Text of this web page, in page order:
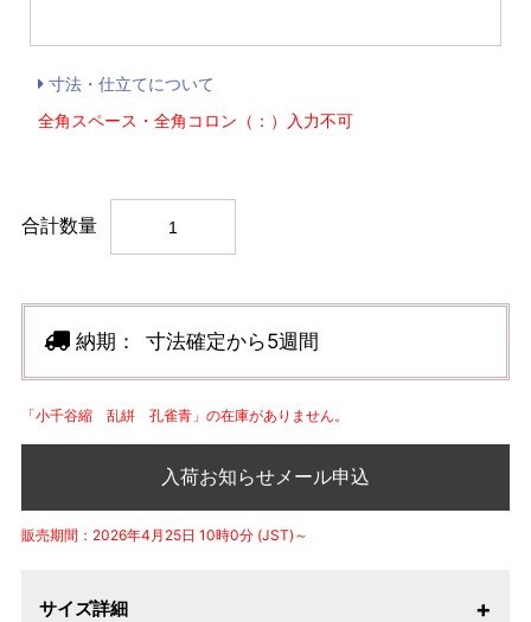
寸法・仕立てについて
全角スペース・全角コロン（：）入力不可
合計数量
納期： 寸法確定から5週間
「小千谷縮 乱絣 孔雀青」の在庫がありません。
入荷お知らせメール申込
販売期間：2026年4月25日 10時0分 (JST)～
サイズ詳細